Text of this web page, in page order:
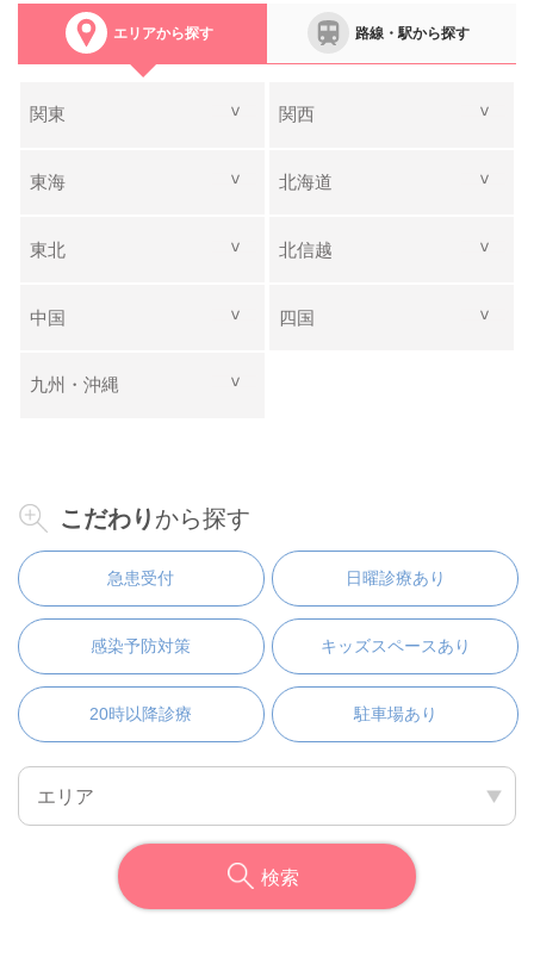
エリアから探す 路線・駅から探す
関東
東海
東北
中国
九州・沖縄
関西
北海道
北信越
四国
こだわり から探す
急患受付 日曜診療あり
感染予防対策 キッズスペースあり
20時以降診療 駐車場あり
検索
対応や説明、施術を丁寧にしていただいた。 ‎
港南台歯科口腔外科クリニック
普通以上と判断する ‎
親切、分かりやすいです。また、受付のスタッフも
感じ良く…‎
港南台歯科口腔外科クリニック
院長やスタッフの対応が丁寧できちんとしているの
で安心してお任せできる。院長はどんな質問にも、
嫌な態度…‎
28CliniC 野上歯科医院
学生の頃から、数十年もお世話になっている歯医者
とても良いから ‎